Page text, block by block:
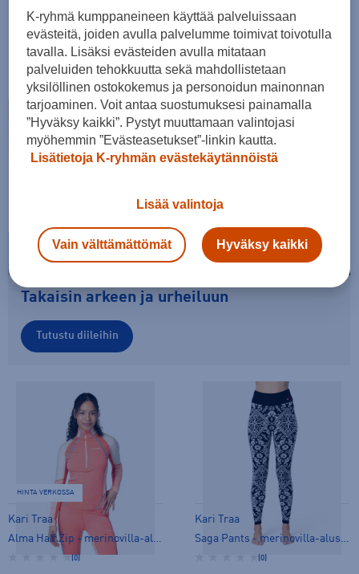
Kari Traa
Rose H/Z - merinovilla-alusasu
(66)
119,00 €
Kari Traa
Rose H/Z - merinovilla-alusasu
(66)
119,00 €
Takaisin arkeen ja urheiluun
Tutustu diileihin
HINTA VERKOSSA
Kari Traa
(0)
Kari Traa
(0)
K-ryhmä kumppaneineen käyttää palveluissaan
evästeitä, joiden avulla palvelumme toimivat toivotulla
tavalla. Lisäksi evästeiden avulla mitataan
palveluiden tehokkuutta sekä mahdollistetaan
yksilöllinen ostokokemus ja personoidun mainonnan
tarjoaminen. Voit antaa suostumuksesi painamalla
”Hyväksy kaikki”. Pystyt muuttamaan valintojasi
myöhemmin ”Evästeasetukset”-linkin kautta.
Lisätietoja K-ryhmän evästekäytännöistä
Lisää valintoja
Vain välttämättömät Hyväksy kaikki